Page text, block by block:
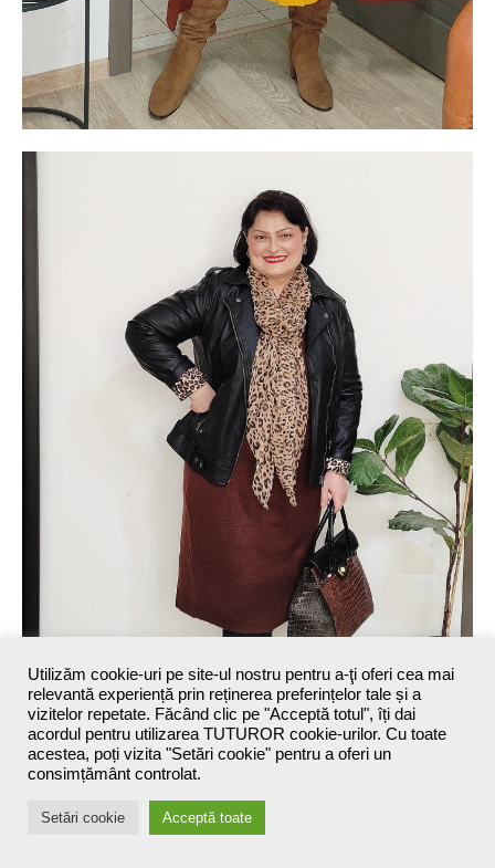
Utilizăm cookie-uri pe site-ul nostru pentru a-ţi oferi cea mai
relevantă experiență prin reținerea preferințelor tale și a
vizitelor repetate. Făcând clic pe "Acceptă totul", îți dai
acordul pentru utilizarea TUTUROR cookie-urilor. Cu toate
acestea, poți vizita "Setări cookie" pentru a oferi un
consimțământ controlat.
Setări cookie Acceptă toate